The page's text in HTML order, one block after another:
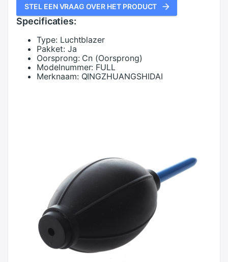
STEL EEN VRAAG OVER HET PRODUCT
Specificaties:
Type: Luchtblazer
Pakket: Ja
Oorsprong: Cn (Oorsprong)
Modelnummer: FULL
Merknaam: QINGZHUANGSHIDAI